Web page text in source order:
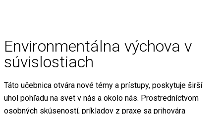
Environmentálna výchova v
súvislostiach
Táto učebnica otvára nové témy a prístupy, poskytuje širší
uhol pohľadu na svet v nás a okolo nás. Prostredníctvom
osobných skúseností, príkladov z praxe sa prihovára